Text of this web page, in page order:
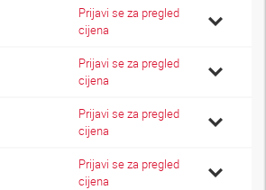
Prijavi se za pregled
cijena
Prijavi se za pregled
cijena
Prijavi se za pregled
cijena
Prijavi se za pregled
cijena